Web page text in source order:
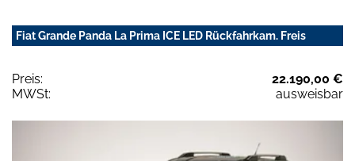
Fiat Grande Panda La Prima ICE LED Rückfahrkam. Freis
Preis:
22.190,00 €
MWSt:
ausweisbar